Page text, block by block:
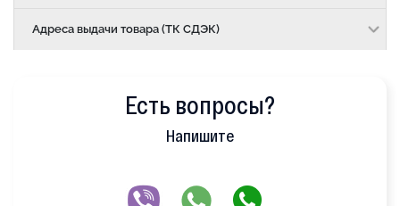
Адреса выдачи товара (ТК СДЭК)
Есть вопросы?
Напишите